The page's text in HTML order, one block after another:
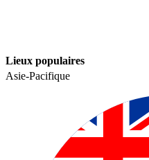
Lieux populaires​​
Asie-Pacifique​​